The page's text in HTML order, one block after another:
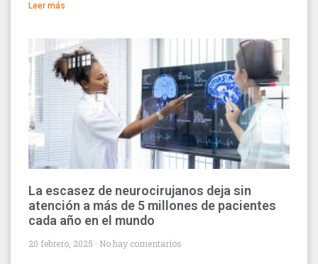
Leer más
La escasez de neurocirujanos deja sin
atención a más de 5 millones de pacientes
cada año en el mundo
20 febrero, 2025 No hay comentarios